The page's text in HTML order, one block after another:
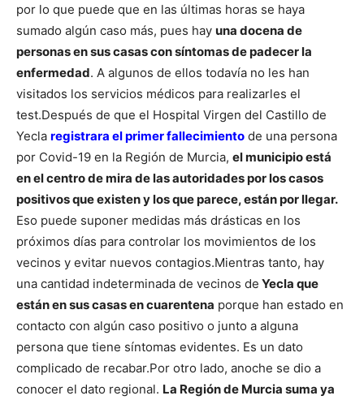
por lo que puede que en las últimas horas se haya
sumado algún caso más, pues hay una docena de
personas en sus casas con síntomas de padecer la
enfermedad. A algunos de ellos todavía no les han
visitados los servicios médicos para realizarles el
test.Después de que el Hospital Virgen del Castillo de
Yecla registrara el primer fallecimiento de una persona
por Covid-19 en la Región de Murcia, el municipio está
en el centro de mira de las autoridades por los casos
positivos que existen y los que parece, están por llegar.
Eso puede suponer medidas más drásticas en los
próximos días para controlar los movimientos de los
vecinos y evitar nuevos contagios.Mientras tanto, hay
una cantidad indeterminada de vecinos de Yecla que
están en sus casas en cuarentena porque han estado en
contacto con algún caso positivo o junto a alguna
persona que tiene síntomas evidentes. Es un dato
complicado de recabar.Por otro lado, anoche se dio a
conocer el dato regional. La Región de Murcia suma ya